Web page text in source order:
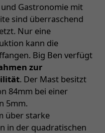
Gastronomie mit
sind überraschend
Nur eine
kann die
Big Ben verfügt
zur
. Der Mast besitzt
84mm bei einer
5mm.
über starke
in der quadratischen